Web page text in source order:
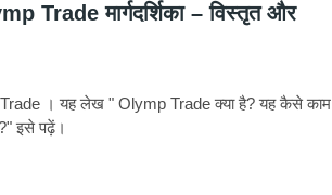
Trade मार्गदर्शिका – विस्तृत और
। यह लेख " Olymp Trade क्या है? यह कैसे काम
इसे पढ़ें।